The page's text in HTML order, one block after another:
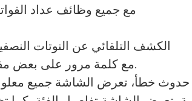
1. مع جميع وظائف عداد
الكشف التلقائي عن النوتات
2. مع كلمة مرور على بعض مفاتيح الإعداد لتجنب التشغيل غير السليم.